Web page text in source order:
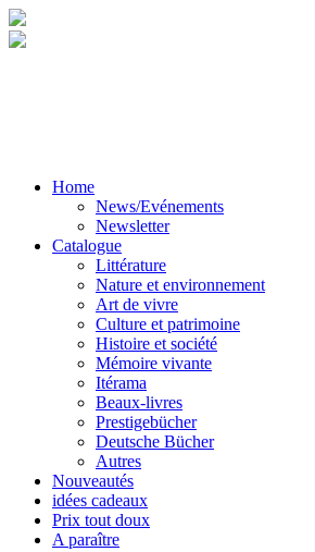
Home
News/Evénements
Newsletter
Catalogue
Littérature
Nature et environnement
Art de vivre
Culture et patrimoine
Histoire et société
Mémoire vivante
Itérama
Beaux-livres
Prestigebücher
Deutsche Bücher
Autres
Nouveautés
idées cadeaux
Prix tout doux
A paraître